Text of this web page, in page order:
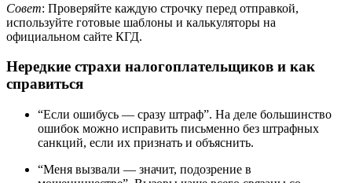
Совет: Проверяйте каждую строчку перед отправкой,
используйте готовые шаблоны и калькуляторы на
официальном сайте КГД.
Нередкие страхи налогоплательщиков и как
справиться
“Если ошибусь — сразу штраф”. На деле большинство
ошибок можно исправить письменно без штрафных
санкций, если их признать и объяснить.
“Меня вызвали — значит, подозрение в